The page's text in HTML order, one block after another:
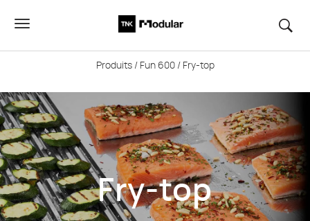
Produits/ Fun 600/ Fry-top
Fry-top